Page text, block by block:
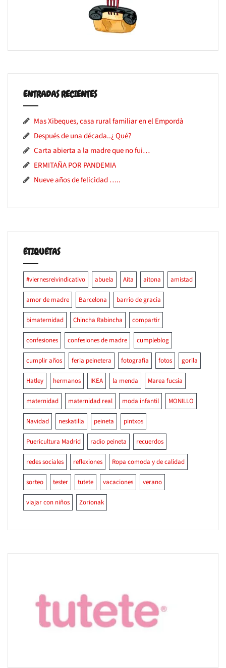
ENTRADAS RECIENTES
Mas Xibeques, casa rural familiar en el Empordà
Después de una década..¿ Qué?
Carta abierta a la madre que no fui…
ERMITAÑA POR PANDEMIA
Nueve años de felicidad …..
ETIQUETAS
#viernesreivindicativo abuela Aita aitona amistad
amor de madre Barcelona barrio de gracia
bimaternidad Chincha Rabincha compartir
confesiones confesiones de madre cumpleblog
cumplir años feria peinetera fotografia fotos gorila
Hatley hermanos IKEA la menda Marea fucsia
maternidad maternidad real moda infantil MONILLO
Navidad neskatilla peineta pintxos
Puericultura Madrid radio peineta recuerdos
redes sociales reflexiones Ropa comoda y de calidad
sorteo tester tutete vacaciones verano
viajar con niños Zorionak